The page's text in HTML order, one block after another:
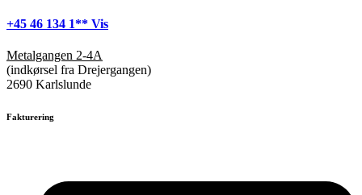
+45 46 134 1** Vis
Metalgangen 2-4A
(indkørsel fra Drejergangen)
2690 Karlslunde
Fakturering